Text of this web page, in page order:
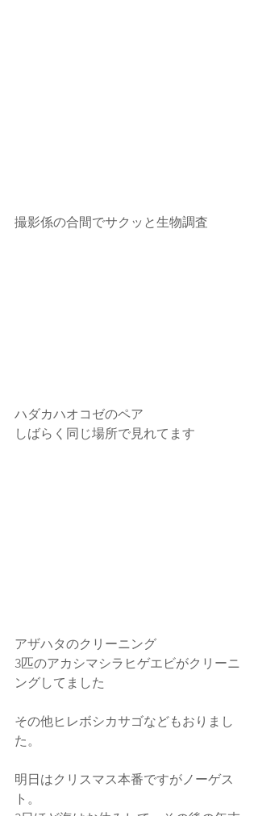
撮影係の合間でサクッと生物調査
ハダカハオコゼのペア
しばらく同じ場所で見れてます
アザハタのクリーニング
3匹のアカシマシラヒゲエビがクリーニ
ングしてました
その他ヒレボシカサゴなどもおりまし
た。
明日はクリスマス本番ですがノーゲス
ト。